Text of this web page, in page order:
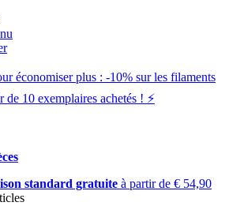
économiser plus : -10% sur les filaments
de 10 exemplaires achetés ! ⚡️
standard gratuite à partir de € 54,90